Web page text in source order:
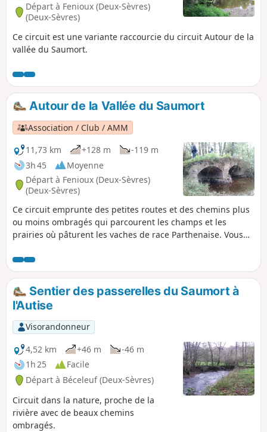
Départ à Fenioux (Deux-Sèvres)
(Deux-Sèvres)
Ce circuit est une variante raccourcie du circuit Autour de la
vallée du Saumort.
Autour de la Vallée du Saumort
Association / Club / AMM
11,73 km
+128 m
-119 m
3h 45
Moyenne
Départ à Fenioux (Deux-Sèvres)
(Deux-Sèvres)
Ce circuit emprunte des petites routes et des chemins plus
ou moins ombragés qui parcourent les champs et les
prairies où pâturent les vaches de race Parthenaise. Vous
magnifiques point de vue sur la campagne Gâtinaise.
Sentier des passerelles du Saumort à
l'Autise
Visorandonneur
4,52 km
+46 m
-46 m
1h 25
Facile
Départ à Béceleuf (Deux-Sèvres)
Circuit dans la nature, proche de la
rivière avec de beaux chemins
ombragés.